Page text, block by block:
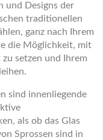
und Designs der
traditionellen
ganz nach Ihrem
die Möglichkeit, mit
setzen und Ihrem
sind innenliegende
als ob das Glas
Sprossen sind in